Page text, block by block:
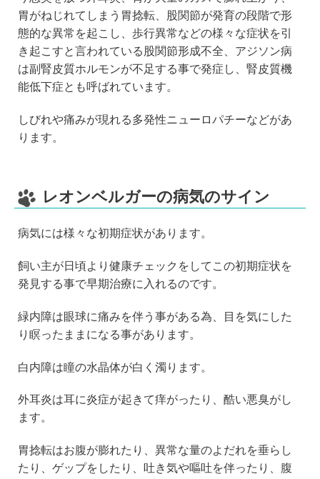
胃がねじれてしまう胃捻転、股関節が発育の段階で形
態的な異常を起こし、歩行異常などの様々な症状を引
き起こすと言われている股関節形成不全、アジソン病
は副腎皮質ホルモンが不足する事で発症し、腎皮質機
能低下症とも呼ばれています。
しびれや痛みが現れる多発性ニューロパチーなどがあ
ります。
レオンベルガーの病気のサイン
病気には様々な初期症状があります。
飼い主が日頃より健康チェックをしてこの初期症状を
発見する事で早期治療に入れるのです。
緑内障は眼球に痛みを伴う事がある為、目を気にした
り瞑ったままになる事があります。
白内障は瞳の水晶体が白く濁ります。
外耳炎は耳に炎症が起きて痒がったり、酷い悪臭がし
ます。
胃捻転はお腹が膨れたり、異常な量のよだれを垂らし
たり、ゲップをしたり、吐き気や嘔吐を伴ったり、腹